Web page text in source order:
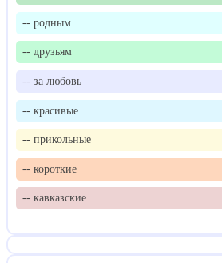
-- родным
-- друзьям
-- за любовь
-- красивые
-- прикольные
-- короткие
-- кавказские